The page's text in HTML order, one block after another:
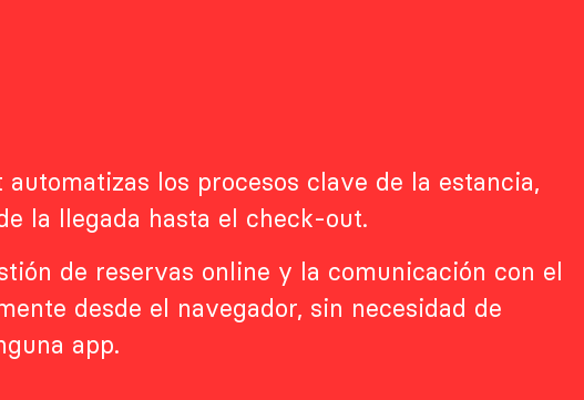
automatizas los procesos clave de la estancia,
la llegada hasta el check-out.
de reservas online y la comunicación con el
desde el navegador, sin necesidad de
app.